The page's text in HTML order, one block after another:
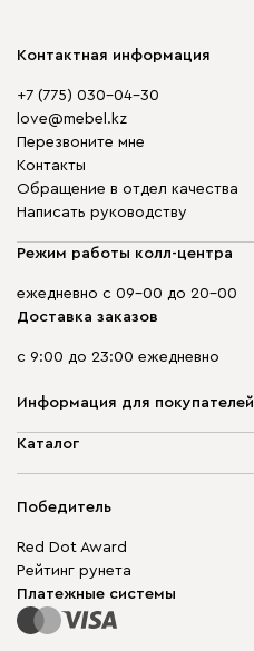
Контактная информация
+7 (775) 030-04-30
love@mebel.kz
Перезвоните мне
Контакты
Обращение в отдел качества
Написать руководству
Режим работы колл-центра
ежедневно с 09-00 до 20-00
Доставка заказов
с 9:00 до 23:00 ежедневно
Информация для покупателей
О компании
Гарантия
Карта сайта
Каталог
Корпусная мебель
Модульная мебель
Столы и стулья
Победитель
Red Dot Award
Рейтинг рунета
Платежные системы